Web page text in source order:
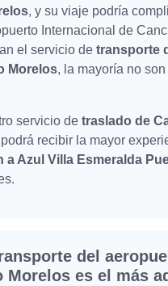
, y su viaje podría
Internacional de
el servicio de transporte
Morelos, la mayoría no
servicio de traslado de
recibir la mayor
a Azul Villa Esmeralda
del
Morelos es el más